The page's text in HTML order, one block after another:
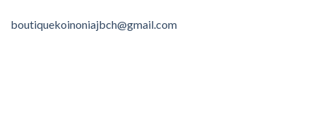
boutiquekoinoniajbch@gmail.com